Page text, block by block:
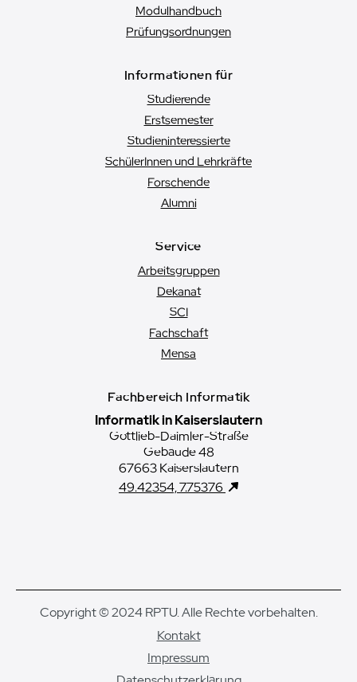
Modulhandbuch
Prüfungsordnungen
Informationen für
Studierende
Erstsemester
Studien­interessierte
SchülerInnen und Lehrkräfte
Forschende
Alumni
Service
Arbeitsgruppen
Dekanat
SCI
Fachschaft
Mensa
Fachbereich Informatik
Informatik in Kaiserslautern
Gottlieb-Daimler-Straße
Gebäude 48
67663 Kaiserslautern
49.42354, 7.75376
Copyright © 2024 RPTU. Alle Rechte vorbehalten.
Kontakt
Impressum